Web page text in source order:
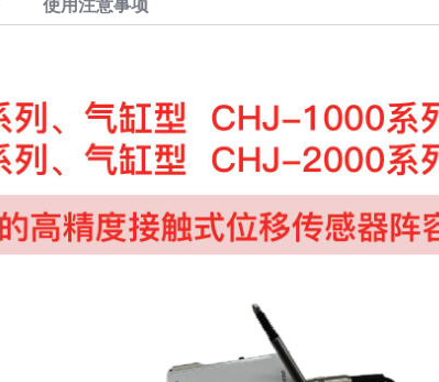
使用注意事项